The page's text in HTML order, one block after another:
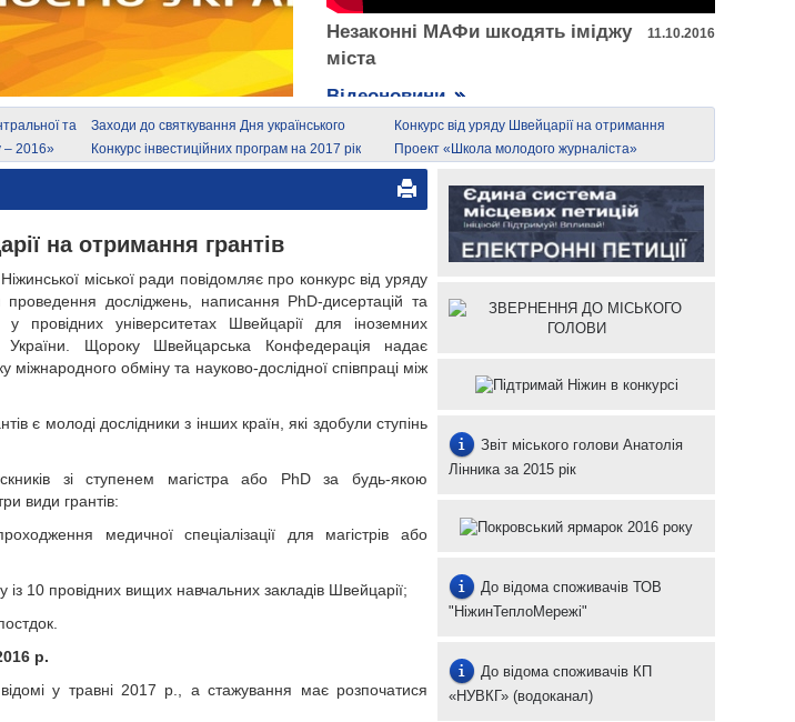
Незаконні МАФи шкодять іміджу
міста
11.10.2016
Відеоновини
та
:
Заходи до святкування Дня українського
козацтва
Конкурс від уряду Швейцарії на отримання
грантів
– 2016» Конкурс інвестиційних програм на 2017 рік Проект «Школа молодого журналіста»
на отримання грантів
міської ради повідомляє про конкурс від уряду
досліджень, написання PhD-дисертацій та
у провідних університетах Швейцарії для іноземних
Щороку Швейцарська Конфедерація надає
міжнародного обміну та науково-дослідної співпраці між
є молоді дослідники з інших країн, які здобули ступінь
зі ступенем магістра або PhD за будь-якою
види грантів:
медичної спеціалізації для магістрів або
10 провідних вищих навчальних закладів Швейцарії;
р.
відомі у травні 2017 р., а стажування має розпочатися
Звіт міського голови Анатолія
Лінника за 2015 рік
До відома споживачів ТОВ
"НіжинТеплоМережі"
До відома споживачів КП
«НУВКГ» (водоканал)